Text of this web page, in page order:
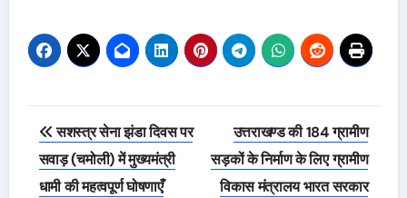
Post
navigation
सशस्त्र सेना झंडा दिवस पर
सवाड़ (चमोली) में मुख्यमंत्री
धामी की महत्वपूर्ण घोषणाएँ
उत्तराखण्ड की 184 ग्रामीण
सड़कों के निर्माण के लिए ग्रामीण
विकास मंत्रालय भारत सरकार